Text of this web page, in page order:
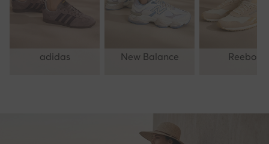
adidas New Balance Reebok